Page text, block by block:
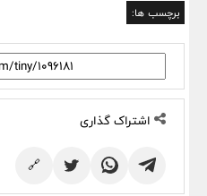
برچسب ها:
اشتراک گذاری
🔗